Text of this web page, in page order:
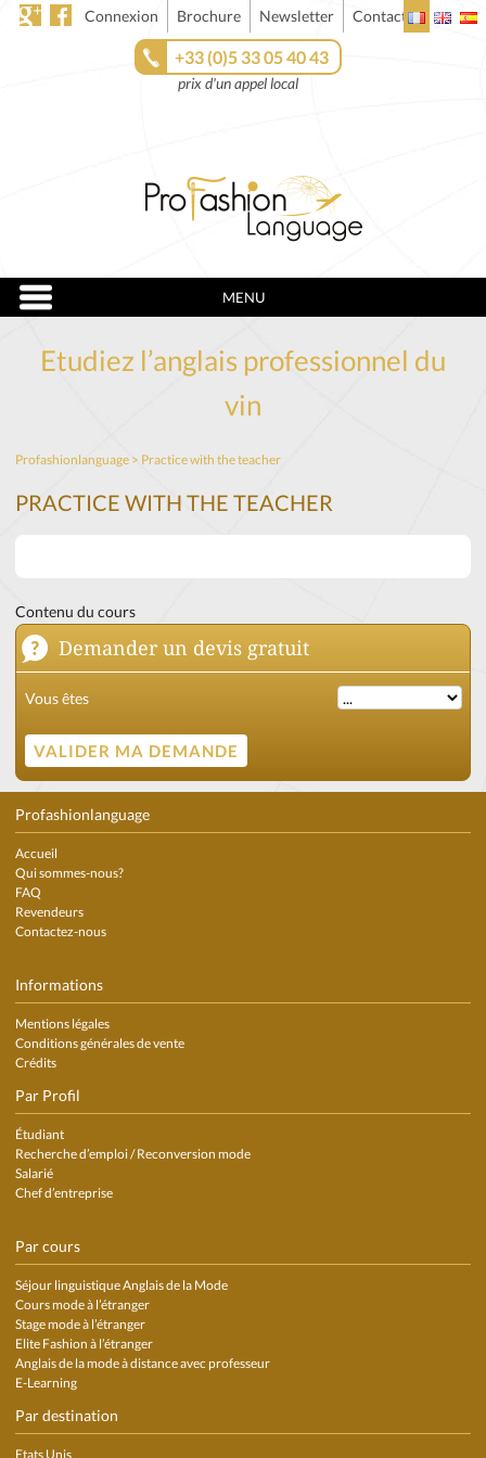
Connexion Brochure Newsletter Contact
+33 (0)5 33 05 40 43
prix d'un appel local
MENU
Etudiez l’anglais professionnel du
vin
Profashionlanguage > Practice with the teacher
PRACTICE WITH THE TEACHER
Contenu du cours
Demander un devis gratuit
Vous êtes
Profashionlanguage
Accueil
Qui sommes-nous?
FAQ
Revendeurs
Contactez-nous
Informations
Mentions légales
Conditions générales de vente
Crédits
Par Profil
Étudiant
Recherche d’emploi / Reconversion mode
Salarié
Chef d’entreprise
Par cours
Séjour linguistique Anglais de la Mode
Cours mode à l’étranger
Stage mode à l’étranger
Elite Fashion à l’étranger
Anglais de la mode à distance avec professeur
E-Learning
Par destination
Etats Unis